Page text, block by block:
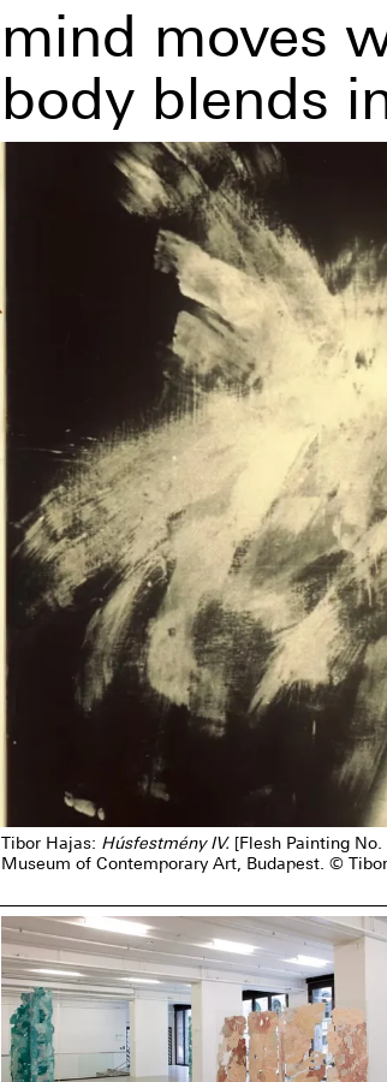
mind moves
body blends
Tibor Hajas: Húsfestmény IV. [Flesh Painting
Museum of Contemporary Art, Budapest. ©